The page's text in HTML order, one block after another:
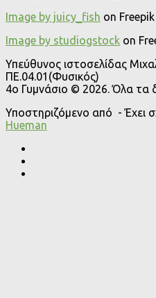
Image by juicy_fish on Freepik
Image by studiogstock on
Υπεύθυνος ιστοσελίδας
ΠΕ.04.01(Φυσικός)
4o Γυμνάσιο © 2026. Όλα τα
Υποστηριζόμενο από - Έχει
Ηueman